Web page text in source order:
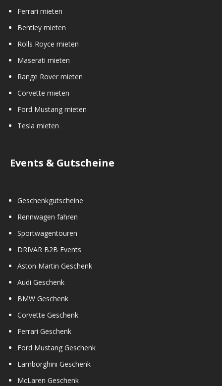
Ferrari mieten
Bentley mieten
Rolls Royce mieten
Maserati mieten
Range Rover mieten
Corvette mieten
Ford Mustang mieten
Tesla mieten
Events & Gutscheine
Geschenkgutscheine
Rennwagen fahren
Sportwagentouren
DRIVAR B2B Events
Aston Martin Geschenk
Audi Geschenk
BMW Geschenk
Corvette Geschenk
Ferrari Geschenk
Ford Mustang Geschenk
Lamborghini Geschenk
McLaren Geschenk